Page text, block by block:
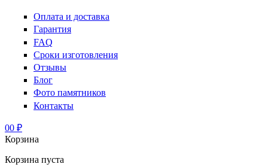
Оплата и доставка
Гарантия
FAQ
Сроки изготовления
Отзывы
Блог
Фото памятников
Контакты
00 ₽
Корзина
Корзина пуста